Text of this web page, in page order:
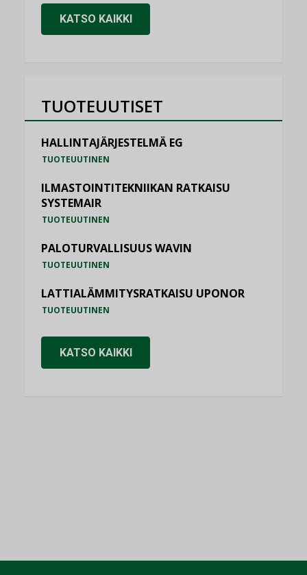
KATSO KAIKKI
TUOTEUUTISET
HALLINTAJÄRJESTELMÄ EG
TUOTEUUTINEN
ILMASTOINTITEKNIIKAN RATKAISU
SYSTEMAIR
TUOTEUUTINEN
PALOTURVALLISUUS WAVIN
TUOTEUUTINEN
LATTIALÄMMITYSRATKAISU UPONOR
TUOTEUUTINEN
KATSO KAIKKI